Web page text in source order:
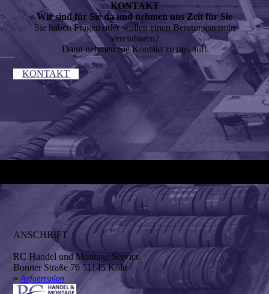
KONTAKT
Wir sind für Sie da und nehmen uns Zeit für Sie
Sie haben Fragen oder wollen einen Beratungstermin
vereinbaren?
Dann nehmen Sie Kontakt zu uns auf!
KONTAKT
ANSCHRIFT
RC Handel und Montage Service
Bonner Straße 76 51145 Köln
»Anfahrtsplan